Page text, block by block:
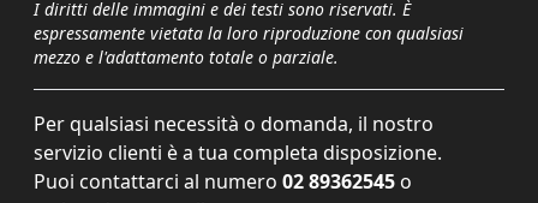
I diritti delle immagini e dei testi sono riservati. È
espressamente vietata la loro riproduzione con qualsiasi
mezzo e l'adattamento totale o parziale.
Per qualsiasi necessità o domanda, il nostro
servizio clienti è a tua completa disposizione.
Puoi contattarci al numero 02 89362545 o